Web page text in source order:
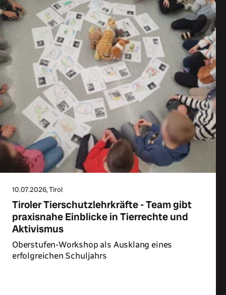
10.07.2026, Tirol
Tiroler Tierschutzlehrkräfte - Team gibt
praxisnahe Einblicke in Tierrechte und
Aktivismus
Oberstufen-Workshop als Ausklang eines
erfolgreichen Schuljahrs